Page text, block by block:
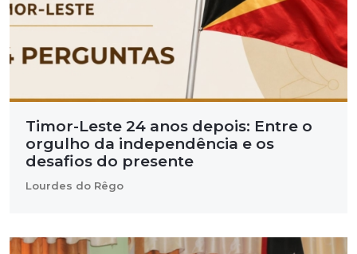
Timor-Leste 24 anos depois: Entre o
orgulho da independência e os
desafios do presente
Lourdes do Rêgo